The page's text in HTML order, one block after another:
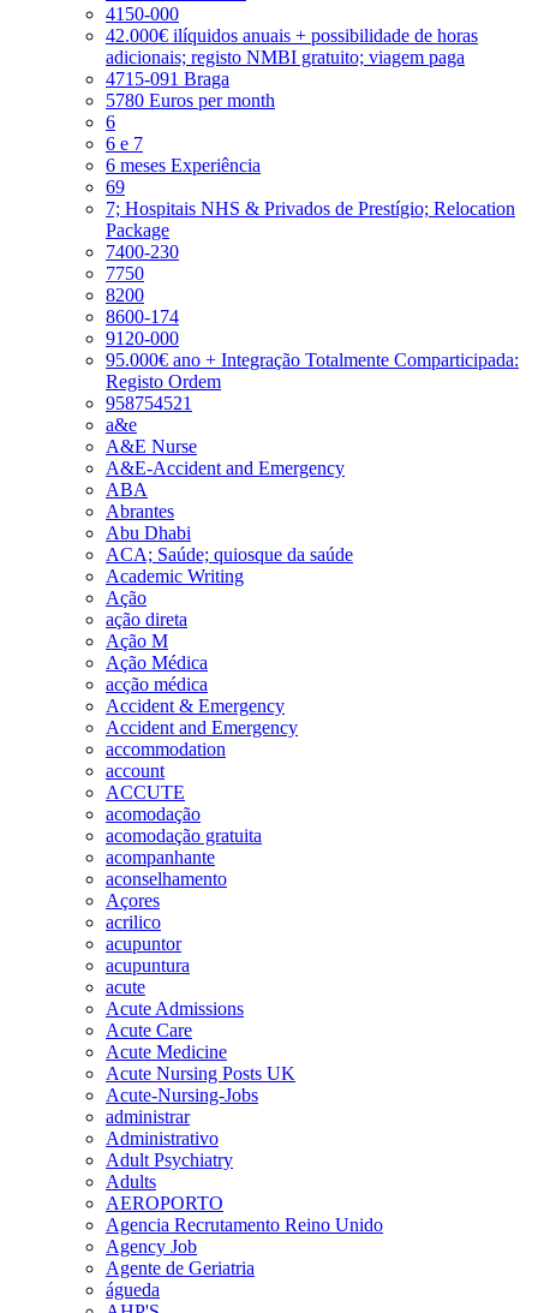
4150-000
42.000€ ilíquidos anuais + possibilidade de horas
adicionais; registo NMBI gratuito; viagem paga
4715-091 Braga
5780 Euros per month
6
6 e 7
6 meses Experiência
69
7; Hospitais NHS & Privados de Prestígio; Relocation
Package
7400-230
7750
8200
8600-174
9120-000
95.000€ ano + Integração Totalmente Comparticipada:
Registo Ordem
958754521
a&e
A&E Nurse
A&E-Accident and Emergency
ABA
Abrantes
Abu Dhabi
ACA; Saúde; quiosque da saúde
Academic Writing
Ação
ação direta
Ação M
Ação Médica
acção médica
Accident & Emergency
Accident and Emergency
accommodation
account
ACCUTE
acomodação
acomodação gratuita
acompanhante
aconselhamento
Açores
acrilico
acupuntor
acupuntura
acute
Acute Admissions
Acute Care
Acute Medicine
Acute Nursing Posts UK
Acute-Nursing-Jobs
administrar
Administrativo
Adult Psychiatry
Adults
AEROPORTO
Agencia Recrutamento Reino Unido
Agency Job
Agente de Geriatria
águeda